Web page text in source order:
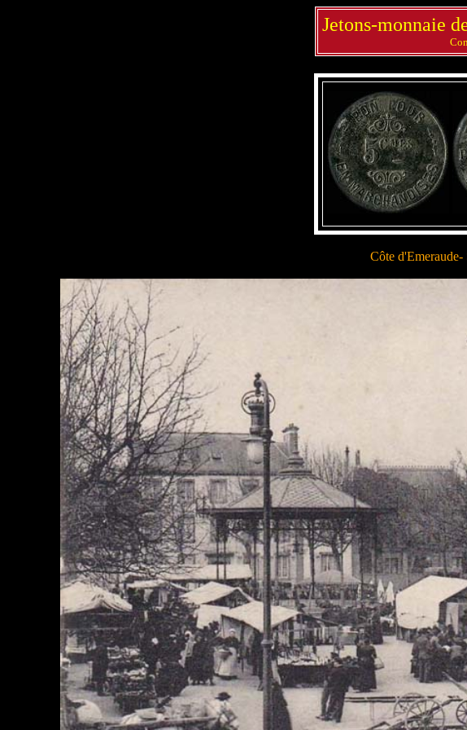
Jetons-monnaie
Côte